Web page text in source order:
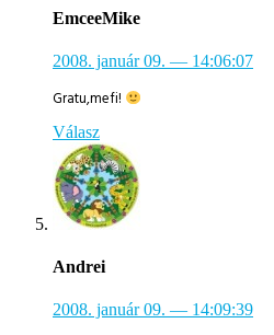
EmceeMike
2008. január 09. — 14:06:07
Gratu,mefi!
Válasz
Andrei
2008. január 09. — 14:09:39